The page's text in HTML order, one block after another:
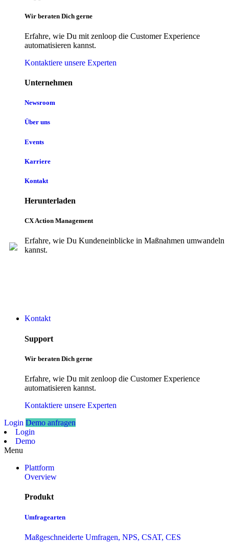
Wir beraten Dich gerne
Erfahre, wie Du mit zenloop die Customer Experience
automatisieren kannst.
Kontaktiere unsere Experten
Unternehmen
Newsroom
Über uns
Events
Karriere
Kontakt
Herunterladen
CX Action Management
Erfahre, wie Du Kundeneinblicke in Maßnahmen umwandeln
kannst.
Kontakt
Support
Wir beraten Dich gerne
Erfahre, wie Du mit zenloop die Customer Experience
automatisieren kannst.
Kontaktiere unsere Experten
Login Demo anfragen
Login
Demo
Menu
Plattform
Overview
Produkt
Umfragearten
Maßgeschneiderte Umfragen, NPS, CSAT, CES